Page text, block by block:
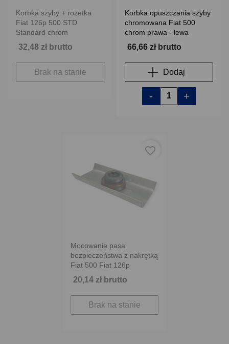
Korbka szyby + rozetka
Fiat 126p 500 STD
Standard chrom
32,48 zł brutto
Brak na stanie
Korbka opuszczania szyby
chromowana Fiat 500
chrom prawa - lewa
66,66 zł brutto
Dodaj
- +
Mocowanie pasa
bezpieczeństwa z nakrętką
Fiat 500 Fiat 126p
20,14 zł brutto
Brak na stanie
favorite_border